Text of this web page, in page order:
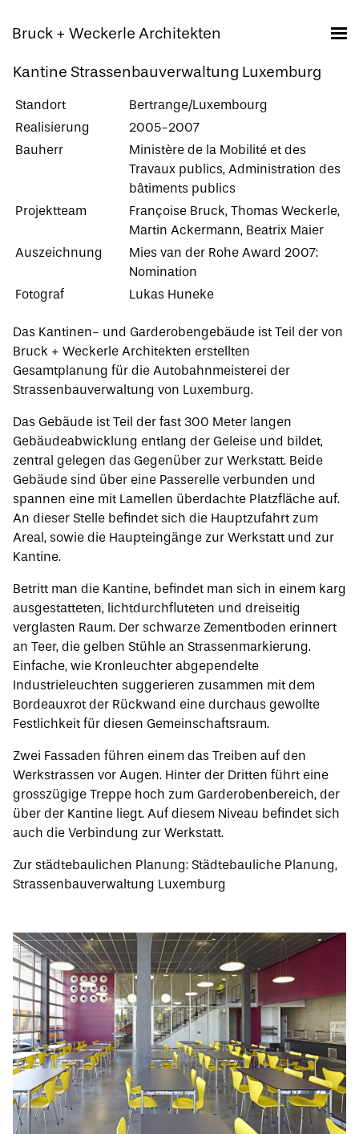
Bruck + Weckerle Architekten
Kantine Strassenbauverwaltung Luxemburg
Standort
Bertrange/Luxembourg
Realisierung
2005-2007
Bauherr
Ministère de la Mobilité et des
Travaux publics, Administration des
bâtiments publics
Projektteam
Françoise Bruck, Thomas Weckerle,
Martin Ackermann, Beatrix Maier
Auszeichnung
Mies van der Rohe Award 2007:
Nomination
Fotograf
Lukas Huneke
Das Kantinen- und Garderobengebäude ist Teil der von
Bruck + Weckerle Architekten erstellten
Gesamtplanung für die Autobahnmeisterei der
Strassenbauverwaltung von Luxemburg.
Das Gebäude ist Teil der fast 300 Meter langen
Gebäudeabwicklung entlang der Geleise und bildet,
zentral gelegen das Gegenüber zur Werkstatt. Beide
Gebäude sind über eine Passerelle verbunden und
spannen eine mit Lamellen überdachte Platzfläche auf.
An dieser Stelle befindet sich die Hauptzufahrt zum
Areal, sowie die Haupteingänge zur Werkstatt und zur
Kantine.
Betritt man die Kantine, befindet man sich in einem karg
ausgestatteten, lichtdurchfluteten und dreiseitig
verglasten Raum. Der schwarze Zementboden erinnert
an Teer, die gelben Stühle an Strassenmarkierung.
Einfache, wie Kronleuchter abgependelte
Industrieleuchten suggerieren zusammen mit dem
Bordeauxrot der Rückwand eine durchaus gewollte
Festlichkeit für diesen Gemeinschaftsraum.
Zwei Fassaden führen einem das Treiben auf den
Werkstrassen vor Augen. Hinter der Dritten führt eine
grosszügige Treppe hoch zum Garderobenbereich, der
über der Kantine liegt. Auf diesem Niveau befindet sich
auch die Verbindung zur Werkstatt.
Zur städtebaulichen Planung: Städtebauliche Planung,
Strassenbauverwaltung Luxemburg